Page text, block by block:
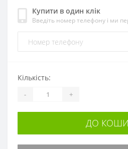
Купити в один клік
Введіть номер телефону і ми
Кількість:
- +
ДО